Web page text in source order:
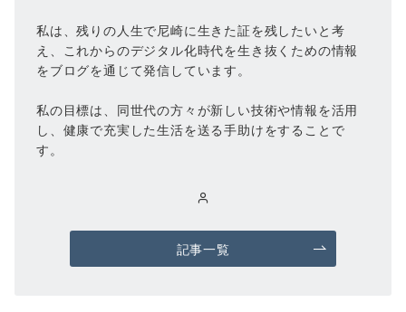
私は、残りの人生で尼崎に生きた証を残したいと考
え、これからのデジタル化時代を生き抜くための情報
をブログを通じて発信しています。
私の目標は、同世代の方々が新しい技術や情報を活用
し、健康で充実した生活を送る手助けをすることで
す。
記事一覧